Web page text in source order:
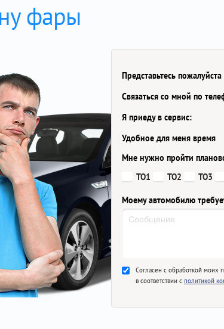
фары
Представьтесь пожалуйста
Связаться со мной по
Я приеду в сервис:
Удобное для меня время
Мне нужно пройти
ТО1
ТО2 ТО3
Моему автомобилю
Согласен с обработкой моих
в соответствии с политикой